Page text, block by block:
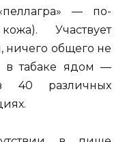
— по-
Участвует
ничего общего не
табаке ядом —
40 различ­ных